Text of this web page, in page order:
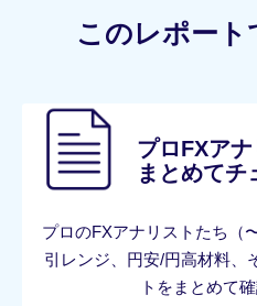
このレポート
プロFXア
まとめてチ
プロのFXアナリストたち（
引レンジ、円安/円高材料、
トをまとめて